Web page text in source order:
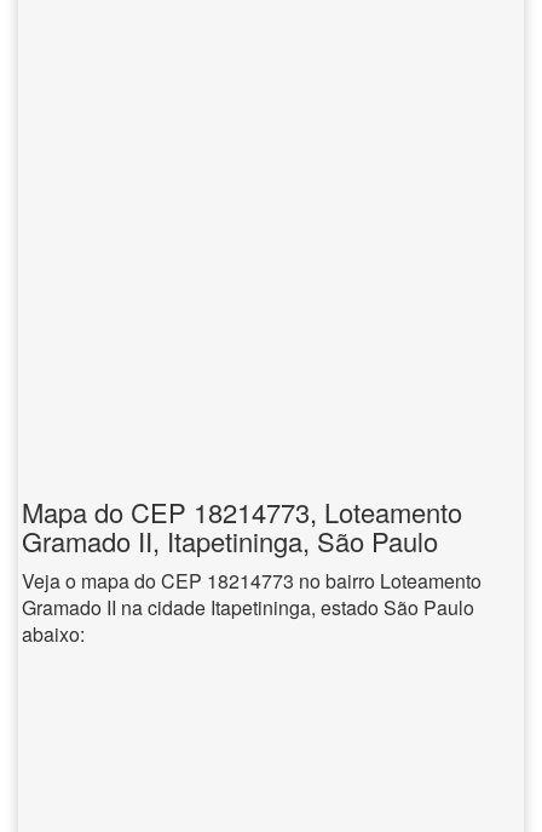
Mapa do CEP 18214773, Loteamento
Gramado II, Itapetininga, São Paulo
Veja o mapa do CEP 18214773 no bairro Loteamento
Gramado II na cidade Itapetininga, estado São Paulo
abaixo: